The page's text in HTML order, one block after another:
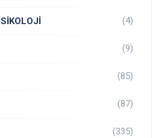
(4)
(9)
(85)
(87)
(335)